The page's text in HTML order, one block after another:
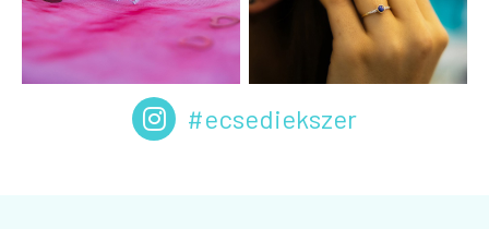
#ecsediekszer